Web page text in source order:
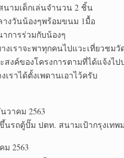
นามเด็กเล่นจำนวน 2 ชิ้น
างวันน้องๆพร้อมขนม 1มื้อ
การร่วมกับน้องๆ
งเราจะพาทุกคนไปแวะเที่ยวช
สงค์ของโครงการตามที่ได้แจ้งไ
ราได้ตั้งเพดานเอาไว้ครับ
วาคม 2563
นรถตู้ปั๊ม ปตท. สนามเป้ากรุงเท
2563